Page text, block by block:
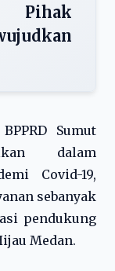
Pihak
Sumut
dalam
Covid-19,
sebanyak
pendukung
Medan.